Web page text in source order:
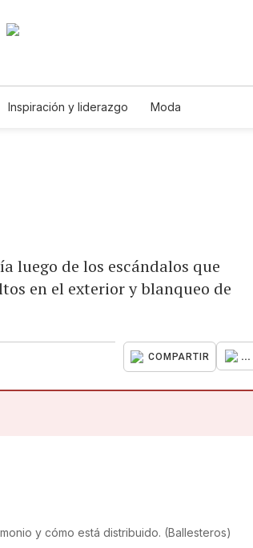
Inspiración y liderazgo Moda
luego de los escándalos que
en el exterior y blanqueo de
COMPARTIR ...
y cómo está distribuido. (Ballesteros)